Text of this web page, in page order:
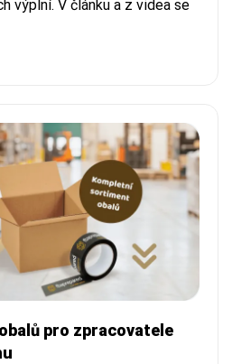
výplní. V článku a z videa se
pro zpracovatele